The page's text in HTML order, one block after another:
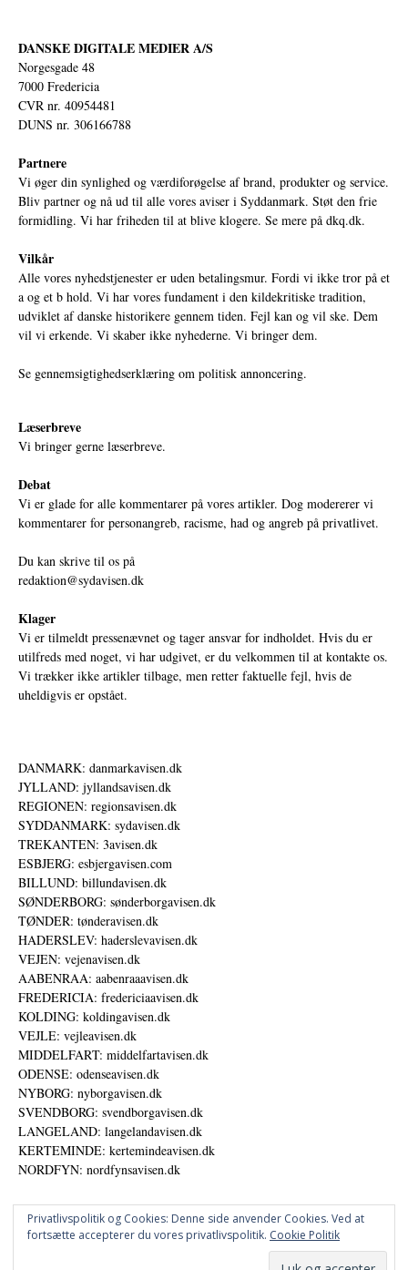
DANSKE DIGITALE MEDIER A/S
Norgesgade 48
7000 Fredericia
CVR nr. 40954481
DUNS nr. 306166788
Partnere
Vi øger din synlighed og værdiforøgelse af brand, produkter og service.
Bliv partner og nå ud til alle vores aviser i Syddanmark. Støt den frie
formidling. Vi har friheden til at blive klogere. Se mere på dkq.dk.
Vilkår
Alle vores nyhedstjenester er uden betalingsmur. Fordi vi ikke tror på et
a og et b hold. Vi har vores fundament i den kildekritiske tradition,
udviklet af danske historikere gennem tiden. Fejl kan og vil ske. Dem
vil vi erkende. Vi skaber ikke nyhederne. Vi bringer dem.
Se gennemsigtighedserklæring om politisk annoncering.
Læserbreve
Vi bringer gerne læserbreve.
Debat
Vi er glade for alle kommentarer på vores artikler. Dog modererer vi
kommentarer for personangreb, racisme, had og angreb på privatlivet.
Du kan skrive til os på
redaktion@sydavisen.dk
Klager
Vi er tilmeldt pressenævnet og tager ansvar for indholdet. Hvis du er
utilfreds med noget, vi har udgivet, er du velkommen til at kontakte os.
Vi trækker ikke artikler tilbage, men retter faktuelle fejl, hvis de
uheldigvis er opstået.
DANMARK: danmarkavisen.dk
JYLLAND: jyllandsavisen.dk
REGIONEN: regionsavisen.dk
SYDDANMARK: sydavisen.dk
TREKANTEN: 3avisen.dk
ESBJERG: esbjergavisen.com
BILLUND: billundavisen.dk
SØNDERBORG: sønderborgavisen.dk
TØNDER: tønderavisen.dk
HADERSLEV: haderslevavisen.dk
VEJEN: vejenavisen.dk
AABENRAA: aabenraaavisen.dk
FREDERICIA: fredericiaavisen.dk
KOLDING: koldingavisen.dk
VEJLE: vejleavisen.dk
MIDDELFART: middelfartavisen.dk
ODENSE: odenseavisen.dk
NYBORG: nyborgavisen.dk
SVENDBORG: svendborgavisen.dk
LANGELAND: langelandavisen.dk
KERTEMINDE: kertemindeavisen.dk
NORDFYN: nordfynsavisen.dk
Privatlivspolitik og Cookies: Denne side anvender Cookies. Ved at
fortsætte accepterer du vores privatlivspolitik. Cookie Politik